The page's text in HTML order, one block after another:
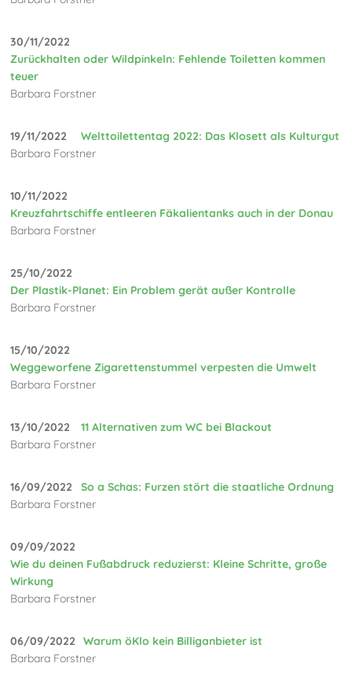
30/11/2022
Zurückhalten oder Wildpinkeln: Fehlende Toiletten kommen
teuer
Barbara Forstner
19/11/2022
Welttoilettentag 2022: Das Klosett als Kulturgut
Barbara Forstner
10/11/2022
Kreuzfahrtschiffe entleeren Fäkalientanks auch in der Donau
Barbara Forstner
25/10/2022
Der Plastik-Planet: Ein Problem gerät außer Kontrolle
Barbara Forstner
15/10/2022
Weggeworfene Zigarettenstummel verpesten die Umwelt
Barbara Forstner
13/10/2022
11 Alternativen zum WC bei Blackout
Barbara Forstner
16/09/2022
So a Schas: Furzen stört die staatliche Ordnung
Barbara Forstner
09/09/2022
Wie du deinen Fußabdruck reduzierst: Kleine Schritte, große
Wirkung
Barbara Forstner
06/09/2022
Warum öKlo kein Billiganbieter ist
Barbara Forstner